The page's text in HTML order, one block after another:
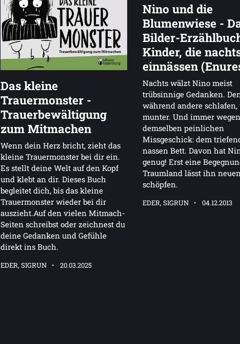
Nino und die
Blumenwiese -
Bilder-
Kinder, die
einnässen
Nachts wälzt Nino meist
trübsinnige Gedanken.
während andere
munter. Und immer wegen
demselben peinlichen
Missgeschick: dem
nassen Bett. Davon hat
genug! Erst eine
Traumland lässt ihn
schöpfen.
EDER, SIGRUN 04.12.2013
Das kleine
Trauermonster -
Trauerbewältigung
zum Mitmachen
Wenn dein Herz bricht, zieht das
kleine Trauermonster bei dir ein.
Es stellt deine Welt auf den Kopf
und klebt an dir. Dieses Buch
begleitet dich, bis das kleine
Trauermonster wieder bei dir
auszieht.Auf den vielen Mitmach-
Seiten schreibst oder zeichnest du
deine Gedanken und Gefühle
direkt ins Buch.
EDER, SIGRUN 20.03.2025